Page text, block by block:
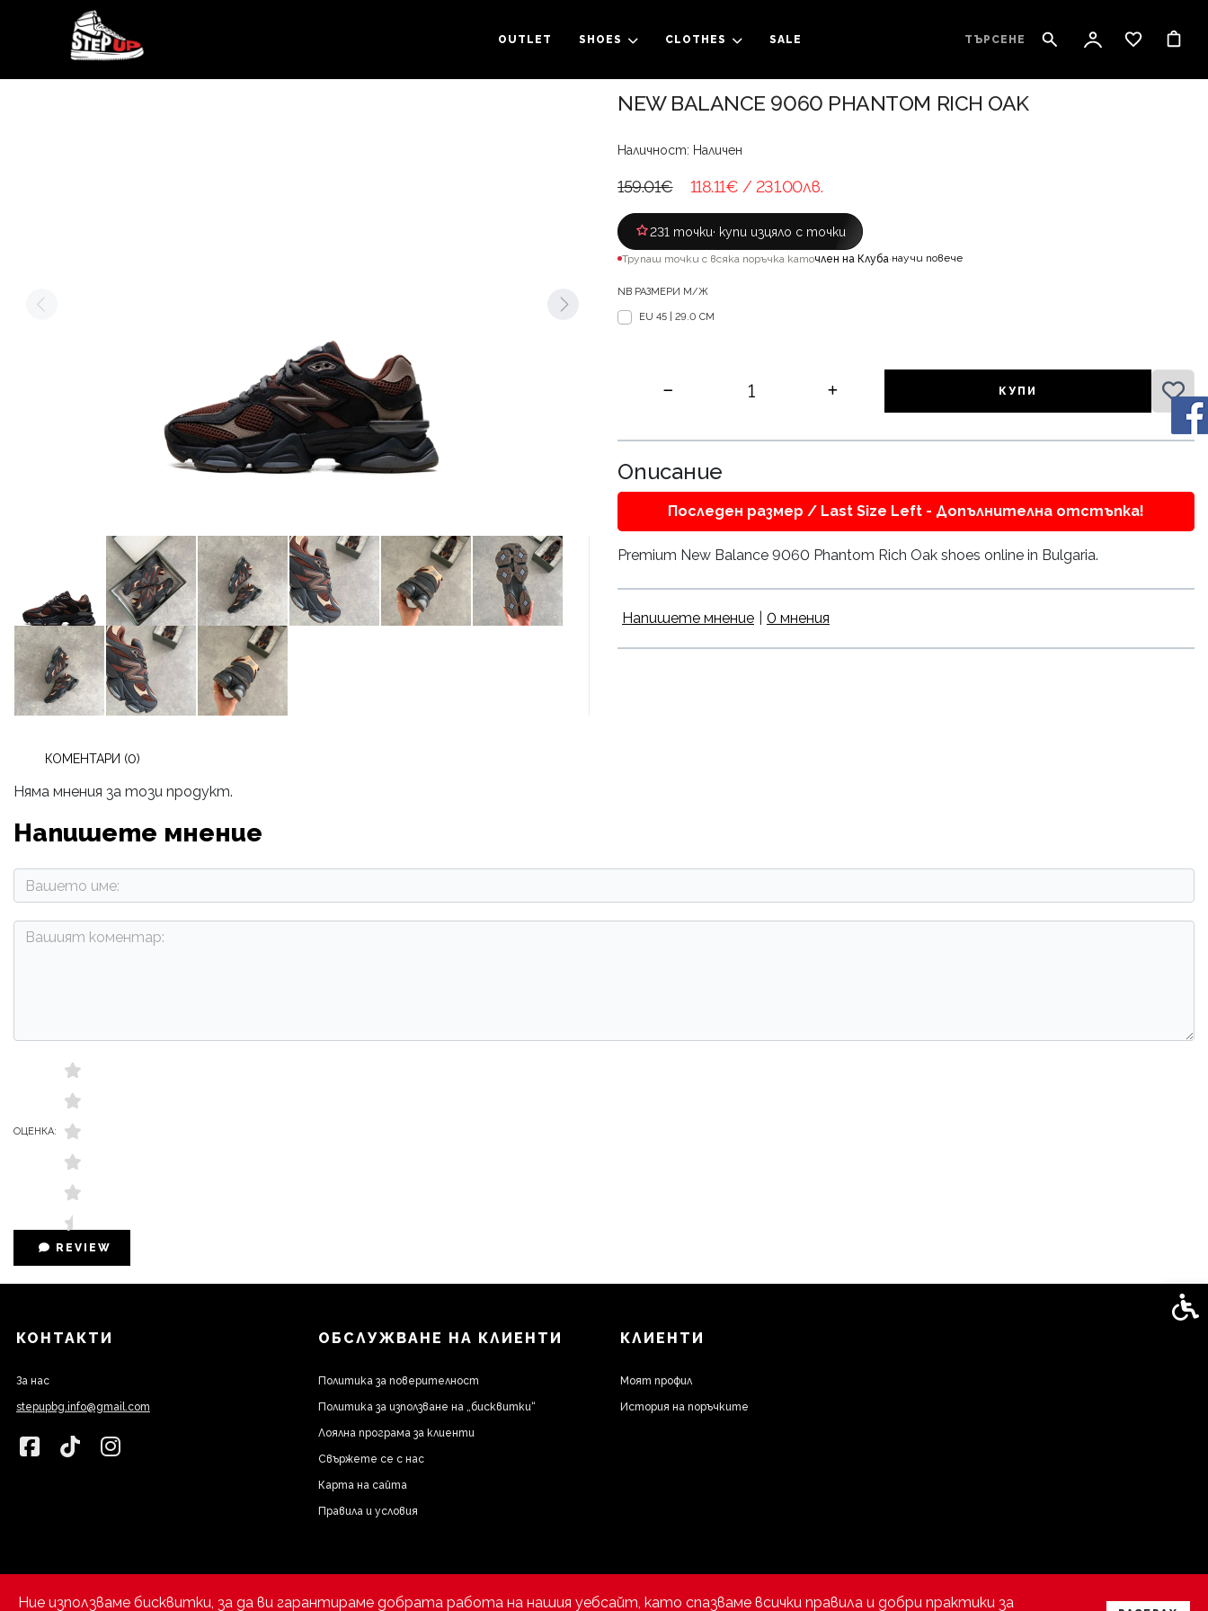
ТЪРСЕНЕ
OUTLET SHOES CLOTHES SALE
NEW BALANCE 9060 PHANTOM RICH OAK
Наличност: Наличен
159.01€ 118.11€ / 231.00лв.
231 точки· купи изцяло с точки
Трупаш точки с всяка поръчка каточлен на Клуба·научи повече
NB РАЗМЕРИ М/Ж
EU 45 | 29.0 CM
КУПИ
Описание
Последен размер / Last Size Left - Допълнителна отстъпка!
Premium New Balance 9060 Phantom Rich Oak shoes online in Bulgaria.
Напишете мнение 0 мнения
КОМЕНТАРИ (0)
Няма мнения за този продукт.
Напишете мнение
ОЦЕНКА:
REVIEW
Ние използваме бисквитки, за да ви гарантираме добрата работа на нашия уебсайт, като спазваме всички правила и добри практики за
КОНТАКТИ
За нас
stepupbg.info@gmail.com
ОБСЛУЖВАНЕ НА КЛИЕНТИ
Политика за поверителност
Политика за използване на „бисквитки“
Лоялна програма за клиенти
Свържете се с нас
Карта на сайта
Правила и условия
КЛИЕНТИ
Моят профил
История на поръчките